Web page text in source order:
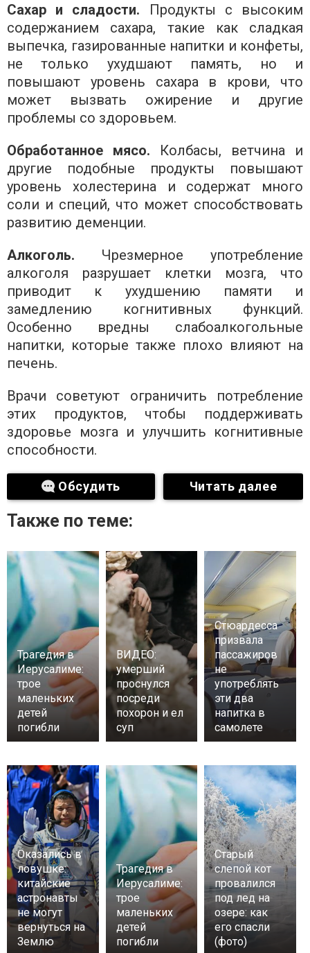
Сахар и сладости. Продукты с высоким
содержанием сахара, такие как сладкая
выпечка, газированные напитки и конфеты,
не только ухудшают память, но и
повышают уровень сахара в крови, что
может вызвать ожирение и другие
проблемы со здоровьем.
Обработанное мясо. Колбасы, ветчина и
другие подобные продукты повышают
уровень холестерина и содержат много
соли и специй, что может способствовать
развитию деменции.
Алкоголь. Чрезмерное употребление
алкоголя разрушает клетки мозга, что
приводит к ухудшению памяти и
замедлению когнитивных функций.
Особенно вредны слабоалкогольные
напитки, которые также плохо влияют на
печень.
Врачи советуют ограничить потребление
этих продуктов, чтобы поддерживать
здоровье мозга и улучшить когнитивные
способности.
Обсудить Читать далее
Также по теме:
Трагедия в
Иерусалиме:
трое
маленьких
детей
погибли
ВИДЕО:
умерший
проснулся
посреди
похорон и ел
суп
Стюардесса
призвала
пассажиров
не
употреблять
эти два
напитка в
самолете
Оказались в
ловушке:
китайские
астронавты
не могут
вернуться на
Землю
Трагедия в
Иерусалиме:
трое
маленьких
детей
погибли
Старый
слепой кот
провалился
под лед на
озере: как
его спасли
(фото)